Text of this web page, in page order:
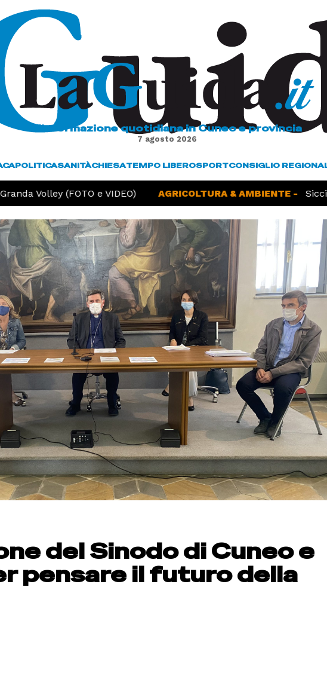
L'informazione quotidiana in Cuneo e provincia
7 agosto 2026
POLITICASANITÀCHIESATEMPO LIBEROSPORTCONSIGLIO
Volley (FOTO e VIDEO) AGRICOLTURA & AMBIENTE - Siccità,
del Sinodo di Cuneo e
pensare il futuro della